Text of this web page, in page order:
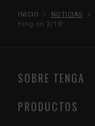
INICIO NOTICIAS
hing on 2/15!
SOBRE TENGA
PRODUCTOS